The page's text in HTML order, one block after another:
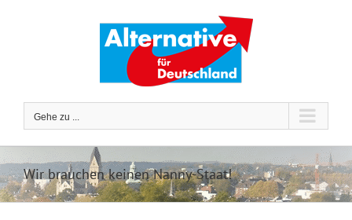
Gehe zu ...
Wir brauchen keinen Nanny-Staat!